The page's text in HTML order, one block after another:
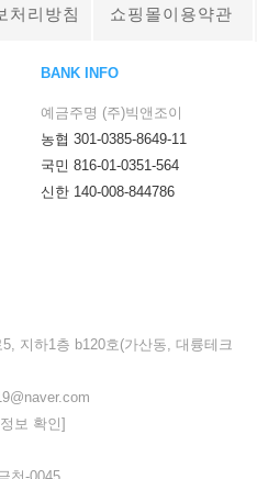
처리방침 쇼핑몰이용약관
BANK INFO
예금주명 (주)빅앤조이
농협 301-0385-8649-11
국민 816-01-0351-564
신한 140-008-844786
지하1층 b120호(가산동, 대륭테크
보 확인]